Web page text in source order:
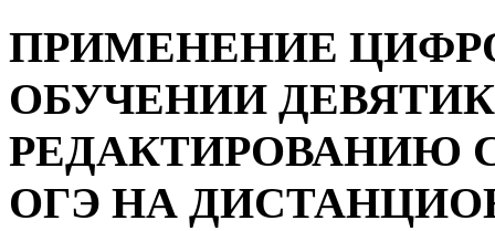
ПРИМЕНЕНИЕ
ОБУЧЕНИИ
РЕДАКТИРОВАНИЮ
ОГЭ НА